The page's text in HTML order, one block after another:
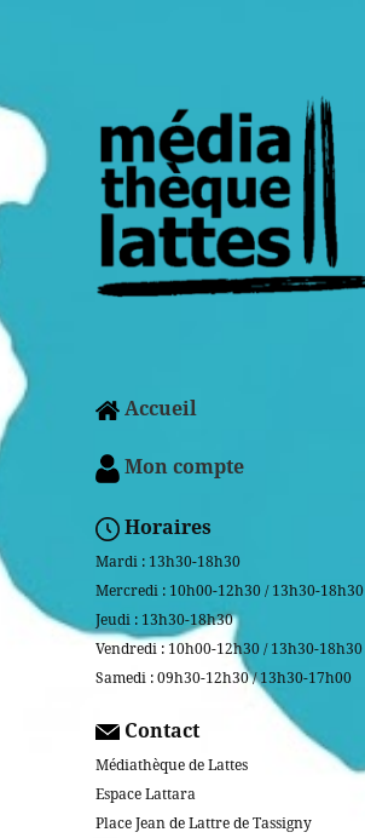
Accueil
Mon compte
Horaires
Mardi : 13h30-18h30
Mercredi : 10h00-12h30 / 13h30-18h30
Jeudi : 13h30-18h30
Vendredi : 10h00-12h30 / 13h30-18h30
Samedi : 09h30-12h30 / 13h30-17h00
Contact
Médiathèque de Lattes
Espace Lattara
Place Jean de Lattre de Tassigny